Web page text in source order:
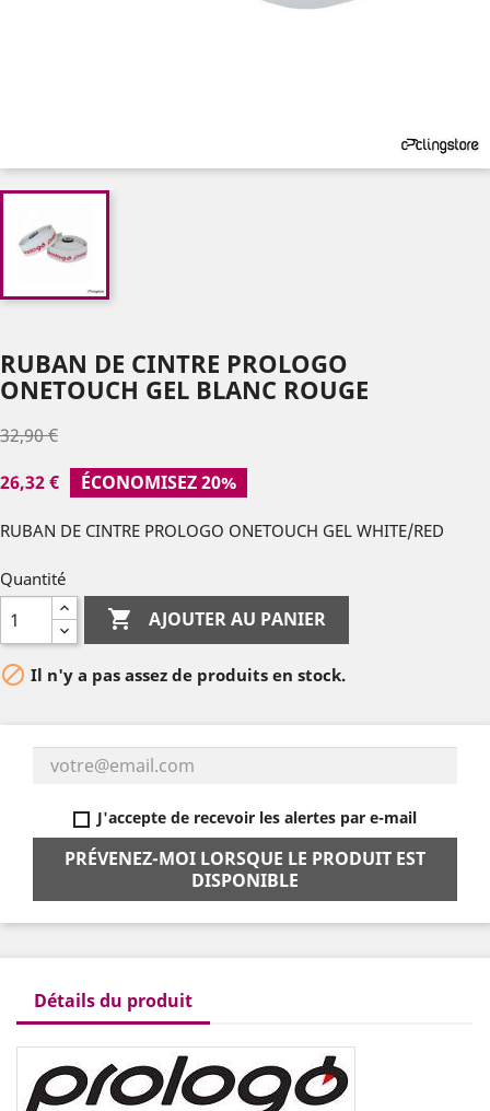
RUBAN DE CINTRE PROLOGO
ONETOUCH GEL BLANC ROUGE
32,90 €
26,32 €
ÉCONOMISEZ 20%
RUBAN DE CINTRE PROLOGO ONETOUCH GEL WHITE/RED
Quantité
 AJOUTER AU PANIER
 Il n'y a pas assez de produits en stock.
J'accepte de recevoir les alertes par e-mail
PRÉVENEZ-MOI LORSQUE LE PRODUIT EST
DISPONIBLE
Détails du produit